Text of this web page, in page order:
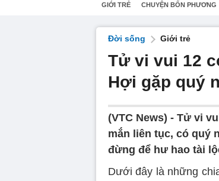
GIỚI TRẺ CHUYỆN BỐN PHƯƠNG
Đời sống Giới trẻ
Tử vi vui 12
Hợi gặp quý
(VTC News) - Tử vi
mắn liên tục, có quý
đừng để hư hao tài
Dưới đây là những